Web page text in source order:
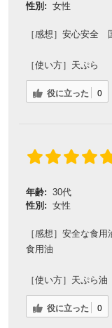
性別: 女性
［感想］安心安全
［使い方］天ぷら
役に立った 0
年齢: 30代
性別: 女性
［感想］安全な食
食用油
［使い方］天ぷら油
役に立った 0